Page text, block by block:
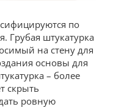
по
Грубая штукатурка
на стену для
основы для
– более
скрыть
ровную